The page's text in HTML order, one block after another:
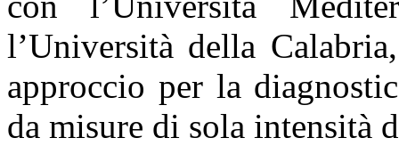
l’Università della
approccio per la
da misure di sola intensità